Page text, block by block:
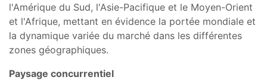
l'Amérique du Sud, l'Asie-Pacifique et le Moyen-Orient
et l'Afrique, mettant en évidence la portée mondiale et
la dynamique variée du marché dans les différentes
zones géographiques.
Paysage concurrentiel